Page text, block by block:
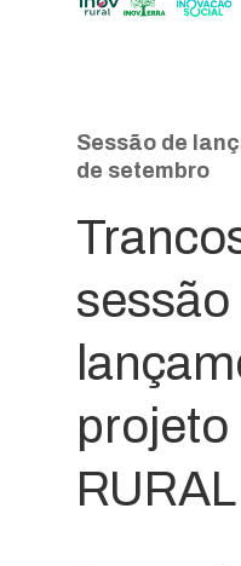
Sessão de
de setembro
projeto
RURAL